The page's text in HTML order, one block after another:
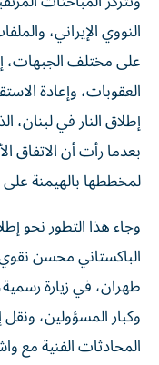
النووي الإيراني،
على مختلف
العقوبات، وإعادة
إطلاق النار في لبنان،
بعدما رأت أن الاتفاق
لمخططها بالهيمنة
وجاء هذا التطور نحو
الباكستاني محسن
طهران، في زیارة
وكبار المسؤولين،
المحادثات الفنية مع